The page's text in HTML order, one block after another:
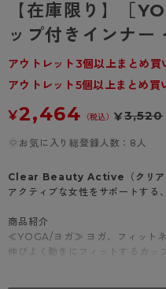
- 着圧タイツ
ソックス・靴下
レギンス・スパッツ
- 長袖（七分袖以上
- タンクトップ
- カップ付きインナー
雑貨・小物
スクールタイム
みんなの、みんなの
CLINICAL
返品・交換について
お問い合わせについ
【在庫限り】［
ップ付きインナー
アウトレット3個以上まとめ買
アウトレット5個以上まとめ買
¥2,464 （税込） ¥3,520
お気に入り総登録人数：8人
Clear Beauty Active（クリアビ
アクティブな女性をサポートする
商品紹介
≪YOGA/ヨガ≫ ヨガ、フィットネ
伸びよく動きにフィットするカッ